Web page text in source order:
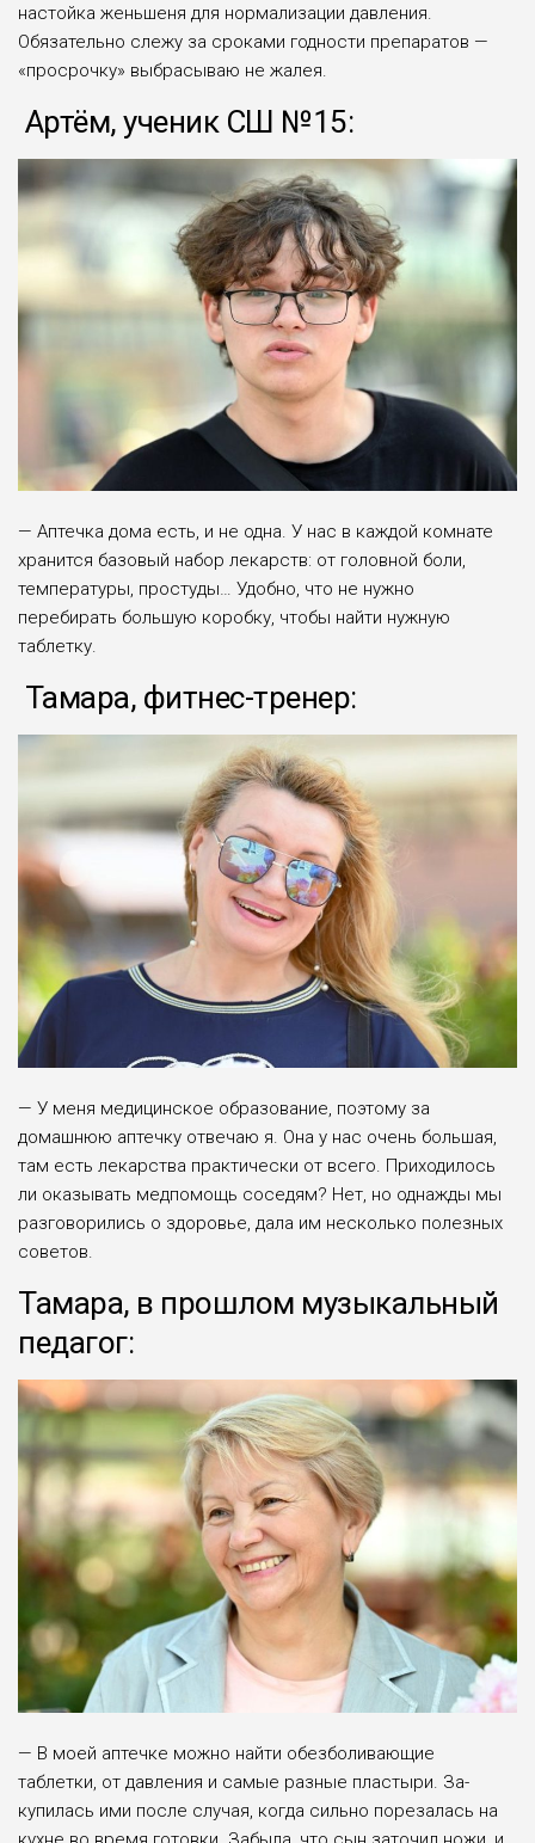
настойка женьшеня для нормализации давления.
Обязательно слежу за сроками годности препаратов —
«просрочку» выбрасываю не жалея.
Артём, ученик СШ №15:
— Аптечка дома есть, и не одна. У нас в каждой комнате
хранится базовый набор лекарств: от го­ловной боли,
температуры, простуды… Удобно, что не нужно
перебирать большую коробку, чтобы найти нужную
таблетку.
Тамара, фитнес-тренер:
— У меня медицинское образование, поэтому за
домашнюю аптечку отвечаю я. Она у нас очень большая,
там есть лекарства практически от всего. Приходилось
ли оказывать медпомощь соседям? Нет, но однажды мы
разговорились о здоровье, да­ла им несколько полезных
советов.
Тамара, в прошлом музыкальный
педагог:
— В моей аптечке можно найти обезболивающие
таблетки, от давления и самые разные пластыри. За­
купилась ими после случая, когда сильно пореза­лась на